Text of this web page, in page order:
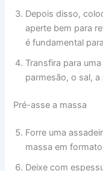
Depois disso,
aperte bem para
é fundamental
Transfira para
parmesão, o sal,
Pré-asse a massa
Forre uma
massa em
Deixe com